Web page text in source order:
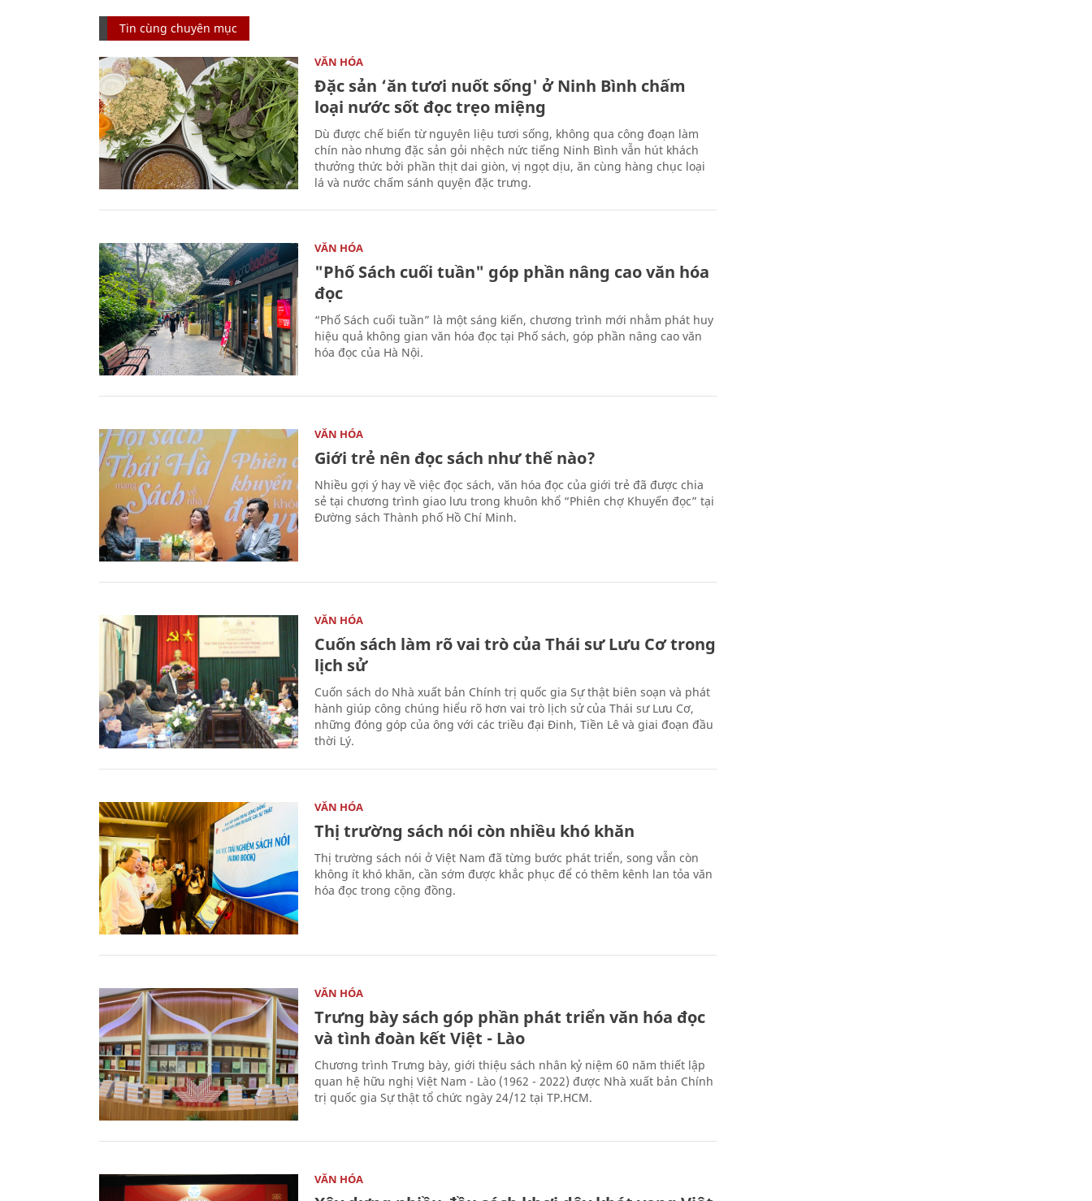
Tin cùng chuyên mục
VĂN HÓA
Đặc sản ‘ăn tươi nuốt sống' ở Ninh Bình chấm
loại nước sốt đọc trẹo miệng
Dù được chế biến từ nguyên liệu tươi sống, không qua công đoạn làm
chín nào nhưng đặc sản gỏi nhệch nức tiếng Ninh Bình vẫn hút khách
thưởng thức bởi phần thịt dai giòn, vị ngọt dịu, ăn cùng hàng chục loại
lá và nước chấm sánh quyện đặc trưng.
VĂN HÓA
"Phố Sách cuối tuần" góp phần nâng cao văn hóa
đọc
“Phố Sách cuối tuần” là một sáng kiến, chương trình mới nhằm phát huy
hiệu quả không gian văn hóa đọc tại Phố sách, góp phần nâng cao văn
hóa đọc của Hà Nội.
VĂN HÓA
Giới trẻ nên đọc sách như thế nào?
Nhiều gợi ý hay về việc đọc sách, văn hóa đọc của giới trẻ đã được chia
sẻ tại chương trình giao lưu trong khuôn khổ “Phiên chợ Khuyến đọc” tại
Đường sách Thành phố Hồ Chí Minh.
VĂN HÓA
Cuốn sách làm rõ vai trò của Thái sư Lưu Cơ trong
lịch sử
Cuốn sách do Nhà xuất bản Chính trị quốc gia Sự thật biên soạn và phát
hành giúp công chúng hiểu rõ hơn vai trò lịch sử của Thái sư Lưu Cơ,
những đóng góp của ông với các triều đại Đinh, Tiền Lê và giai đoạn đầu
thời Lý.
VĂN HÓA
Thị trường sách nói còn nhiều khó khăn
Thị trường sách nói ở Việt Nam đã từng bước phát triển, song vẫn còn
không ít khó khăn, cần sớm được khắc phục để có thêm kênh lan tỏa văn
hóa đọc trong cộng đồng.
VĂN HÓA
Trưng bày sách góp phần phát triển văn hóa đọc
và tình đoàn kết Việt - Lào
Chương trình Trưng bày, giới thiệu sách nhân kỷ niệm 60 năm thiết lập
quan hệ hữu nghị Việt Nam - Lào (1962 - 2022) được Nhà xuất bản Chính
trị quốc gia Sự thật tổ chức ngày 24/12 tại TP.HCM.
VĂN HÓA